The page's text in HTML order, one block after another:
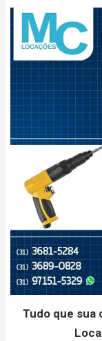
Tudo que sua